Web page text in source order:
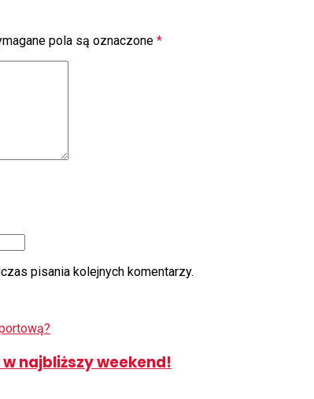
pola są oznaczone *
pisania kolejnych komentarzy.
najbliższy weekend!